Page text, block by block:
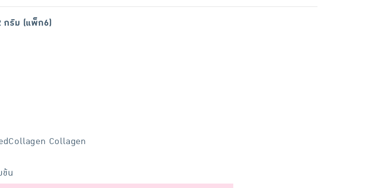
กรัม (แพ็ก6)
Collagen
น